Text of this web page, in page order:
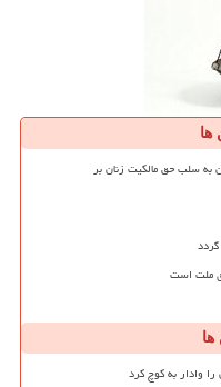
ها
به سلب حق مالکیت زنان بر
ملت است
وادار به کوچ کرد